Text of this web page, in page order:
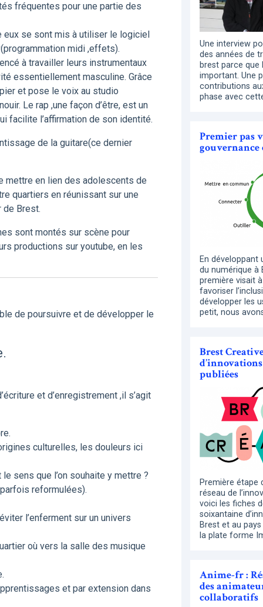
fréquentes pour une partie des
eux se sont mis à utiliser le logiciel
midi ,effets).
à travailler leurs instrumentaux
essentiellement masculine. Grâce
et pose le voix au studio
Le rap ,une façon d’être, est un
facilite l’affirmation de son identité.
de la guitare(ce dernier
mettre en lien des adolescents de
quartiers en réunissant sur une
de Brest.
sont montés sur scène pour
productions sur youtube, en les
de poursuivre et de développer le
et d’enregistrement ,il s’agit
culturelles, les douleurs ici
sens que l’on souhaite y mettre ?
reformulées).
l’enferment sur un univers
où vers la salle des musique
et par extension dans
Une interview
des années de
brest parce que
important. Une
contributions
phase avec
Premier pas
En développant
du numérique à
première visait
favoriser
développer les
petit, nous
Brest
publiées
Première étape
réseau de
voici les fiches
soixantaine
Brest et au
la plate forme
Anime-fr :
des
collaboratifs